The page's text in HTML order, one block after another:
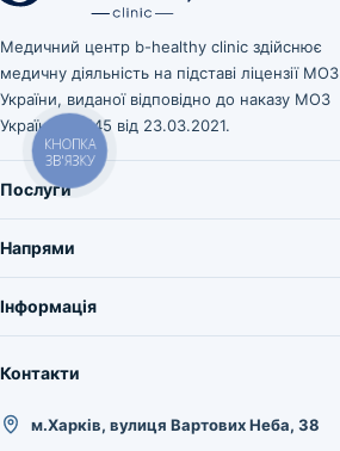
Медичний центр b-healthy clinic здійснює
медичну діяльність на підставі ліцензії МОЗ
України, виданої відповідно до наказу МОЗ
України № 545 від 23.03.2021.
Послуги
Напрями
Інформація
Контакти
м.Харків, вулиця Вартових Неба, 38
КНОПКА
ЗВ'ЯЗКУ